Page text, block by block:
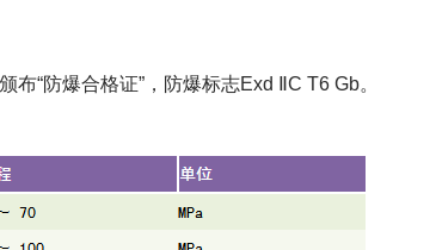
“防爆合格证”，防爆标志Exd ⅡC T6 Gb。